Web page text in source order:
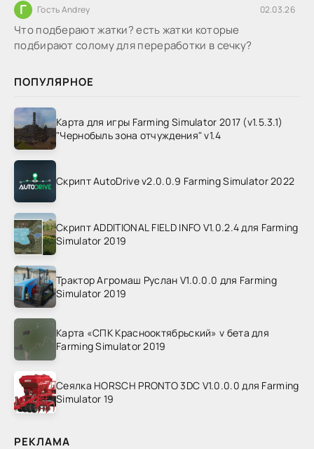
Г Гость Andrey 02.03.26
Что подберают жатки? есть жатки которые
подбирают солому для переработки в сечку?
ПОПУЛЯРНОЕ
Карта для игры Farming Simulator 2017 (v1.5.3.1)
"Чернобыль зона отчуждения" v1.4
Скрипт AutoDrive v2.0.0.9 Farming Simulator 2022
Скрипт ADDITIONAL FIELD INFO V1.0.2.4 для Farming
Simulator 2019
Трактор Агромаш Руслан V1.0.0.0 для Farming
Simulator 2019
Карта «СПК Краснооктябрьский» v бета для
Farming Simulator 2019
Сеялка HORSCH PRONTO 3DC V1.0.0.0 для Farming
Simulator 19
РЕКЛАМА